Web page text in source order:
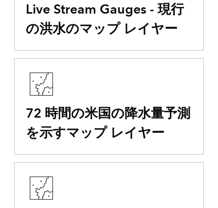
Live Stream Gauges - 現行
の洪水のマップ レイヤー
72 時間の米国の降水量予測
を示すマップ レイヤー